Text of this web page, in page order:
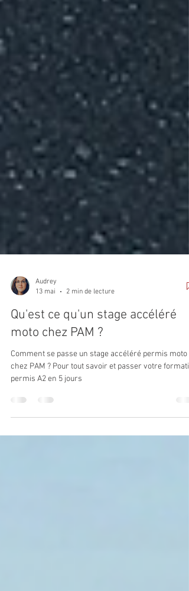
Audrey
13 mai
2 min de lecture
Qu'est ce qu'un stage accéléré
moto chez PAM ?
chez PAM ? Pour tout savoir et passer votre
permis A2 en 5 jours